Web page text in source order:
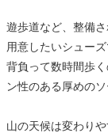
遊歩道など、整備
用意したいシュー
背負って数時間歩
ン性のある厚めの
山の天候は変わり